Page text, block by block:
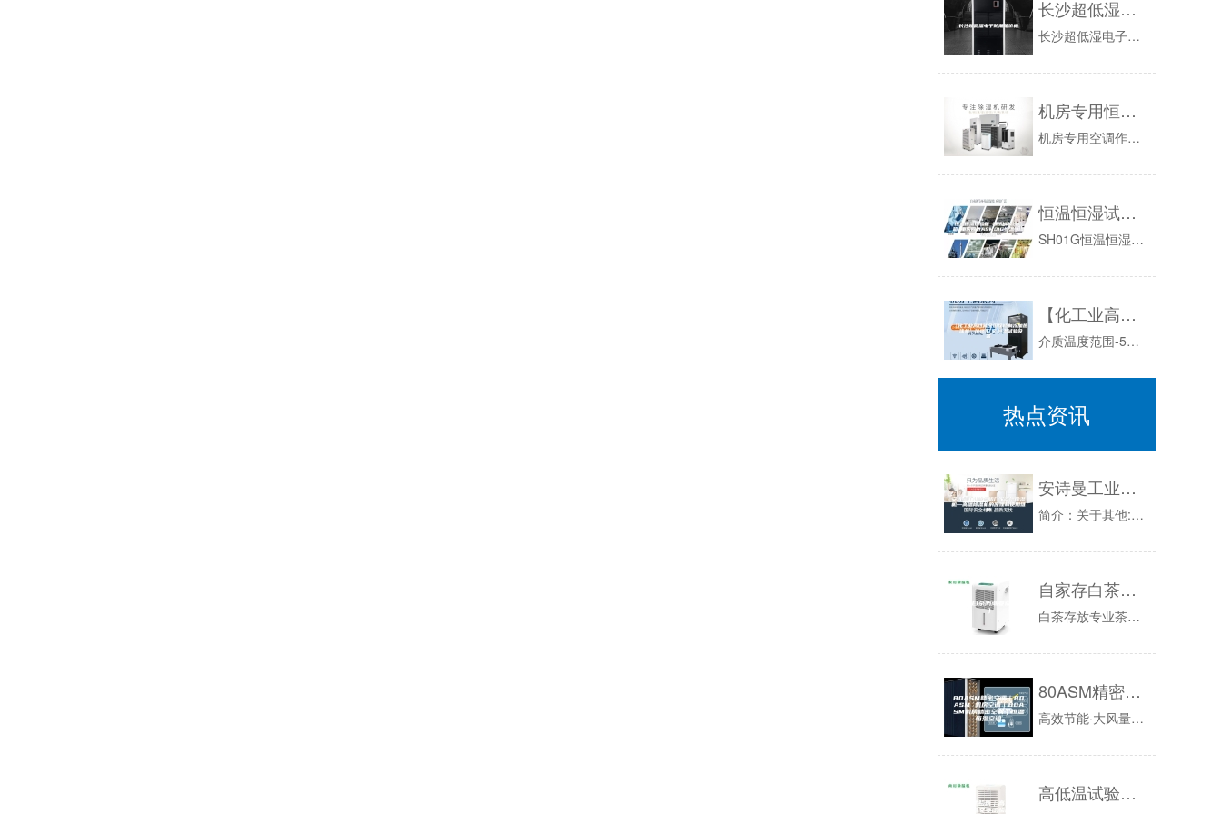
长沙超低湿电子防潮箱价格
长沙超低湿电子防潮箱价格DzVECk0自动停止，配件氮气柜专用钢制隔板三块，湿度超过设定值后，四、采用微电脑自动感应控制。会自动喷入氮气，三...
机房专用恒温恒湿空调机组的机组性能
机房专用空调作为提供恒温、恒湿及空气洁净度的重要设备，中心机房主机房采用品牌机房专用精密空调系统，要求采用单台总制冷量不小于40KW的风冷型...
恒温恒湿试验箱 不锈钢板试验箱 重庆四达ASM01G恒温恒湿试验箱
SH01G恒温恒湿试验箱恒温恒湿试验箱广泛用于航空、航天、电子、仪器仪表、**装备、汽车制造等领域对电工电子产品、材料、零部件及整机进行恒定...
【化工业高性能全国保修制冷加热一体机】价格,厂家,恒温试验设备
介质温度范围-50℃~250℃-50℃~250℃-50℃~250℃-50℃~250℃-50℃~250℃-50℃~250℃控制模式前馈PID，...
热点资讯
安诗曼工业除湿机厂家高温除湿机—高温除湿机的原理和使用维护
简介：关于其他:高温除湿机—高温除湿机的原理和使用维护的相关装修疑问，相信很多朋友对此并不是非常清楚，为了帮助大家更好的了解相关装修知识要点...
自家存白茶防潮要点（二）
白茶存放专业茶仓里的湿度要求是小于50%，而人处于湿度在50%到65%的环境下感觉最舒服。比较潮湿的山区和沿海城市，一年大多数时间空气湿度都...
80ASM精密空调｜80ASM 机房空调｜80ASM机房精密空调｜恒温恒湿空调
高效节能·大风量、小焓差、高显热比、高能效的制冷系统设计·采用“谷轮”品牌涡旋压缩机，专门针对高效能需求进行调校·快速除湿设计：铝合金翅片，...
高低温试验箱｜高低温箱｜高低温交变试验箱-安诗曼